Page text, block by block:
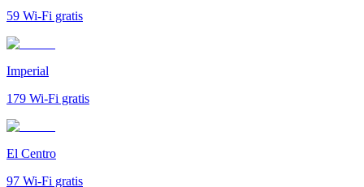
59 Wi-Fi gratis
Imperial
179 Wi-Fi gratis
El Centro
97 Wi-Fi gratis